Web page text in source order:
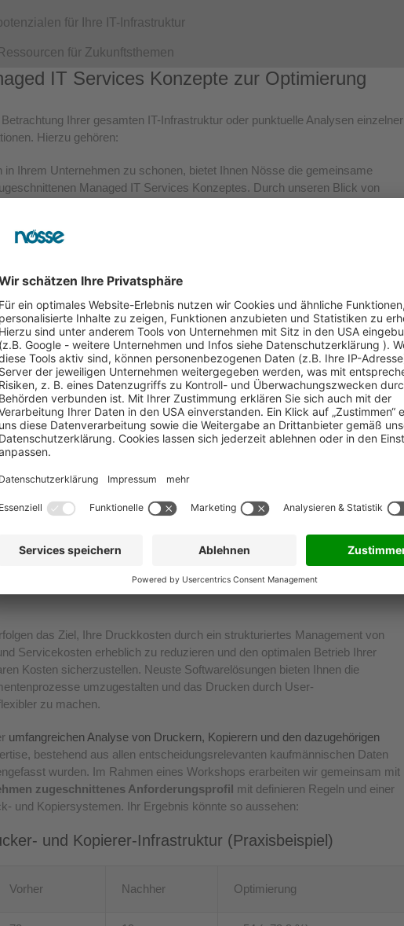
für Ihre IT-Infrastruktur
für Zukunftsthemen
IT Services Konzepte zur Optimierung
Ihrer gesamten IT-Infrastruktur oder punktuelle Analysen einzelner
Hierzu gehören:
Ihrem Unternehmen zu schonen, bietet Ihnen Nösse die gemeinsame
Managed IT Services Konzeptes. Durch unseren Blick von
von Routineaufgaben und mehr Klarheit über aktuellen Stand
IT-Umgebung.
und -dokumentation
bestehend aus Unternehmens-Assets und organisatorischen IST-Zuständen.
erarbeiten wir mit Ihnen, wie die IT-Prozesse bzw. Aufgaben Ihres
und externer Betreuung entlasten können. Im Workshop beschäftigen
für Sie übernehmen?
Sie an einen Managed Service Dienstleister?
sind bei Ihnen möglich, um manuelle Prozesse in automatisierten
sind erforderlich, um einen Managed Service für Sie leisten zu
Managed Services Konzept mit konkret ausgestalteten
Zielen zur Optimierung Ihrer IT.
und Kopierer-Infrastruktur und zugehöriger
Daten Ihrer Drucker- und Kopierer-Infrastruktur und
und in einer fundierten Expertise mit Etagen-/Lageplänen
das Ziel, Ihre Druckkosten durch ein strukturiertes Management von
Servicekosten erheblich zu reduzieren und den optimalen Betrieb Ihrer
Kosten sicherzustellen. Neuste Softwarelösungen bieten Ihnen die
umzugestalten und das Drucken durch User-
zu machen.
umfangreichen Analyse von Druckern, Kopierern und den dazugehörigen
bestehend aus allen entscheidungsrelevanten kaufmännischen Daten
wurden. Im Rahmen eines Workshops erarbeiten wir gemeinsam mit
zugeschnittenes Anforderungsprofil mit definieren Regeln und einer
und Kopiersystemen. Ihr Ergebnis könnte so aussehen:
und Kopierer-Infrastruktur (Praxisbeispiel)
Vorher Nachher Optimierung